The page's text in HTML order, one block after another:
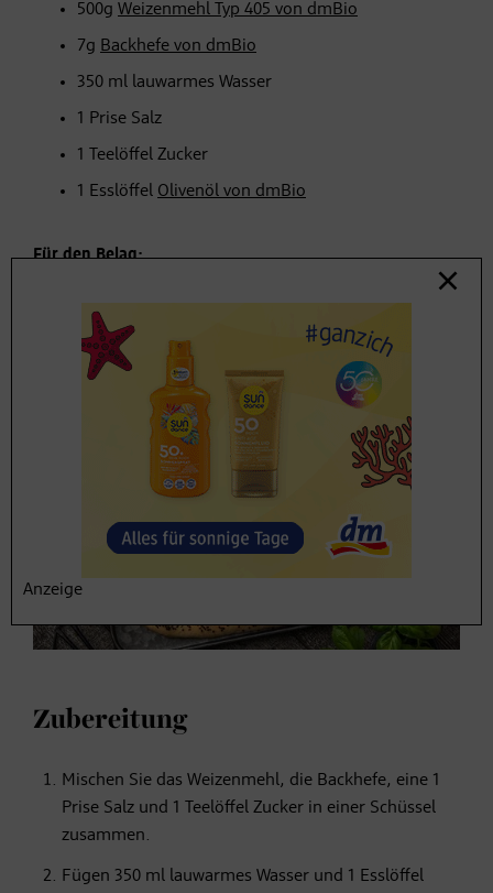
500g Weizenmehl Typ 405 von dmBio
7g Backhefe von dmBio
350 ml lauwarmes Wasser
1 Prise Salz
1 Teelöffel Zucker
1 Esslöffel Olivenöl von dmBio
Für den Belag:
Knoblauch etc.) und Kräuter (zum Beispiel Schnittlauch,
italienische Kräutergewürzmischung) nach Belieben
Zubereitung
Mischen Sie das Weizenmehl, die Backhefe, eine 1
Prise Salz und 1 Teelöffel Zucker in einer Schüssel
zusammen.
Fügen 350 ml lauwarmes Wasser und 1 Esslöffel
Anzeige